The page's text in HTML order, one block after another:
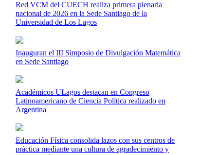
Red VCM del CUECH realiza primera plenaria
nacional de 2026 en la Sede Santiago de la
Universidad de Los Lagos
Inauguran el III Simposio de Divulgación Matemática
en Sede Santiago
Académicos ULagos destacan en Congreso
Latinoamericano de Ciencia Política realizado en
Argentina
Educación Física consolida lazos con sus centros de
práctica mediante una cultura de agradecimiento y